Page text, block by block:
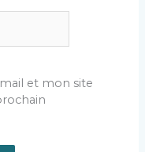
et mon site